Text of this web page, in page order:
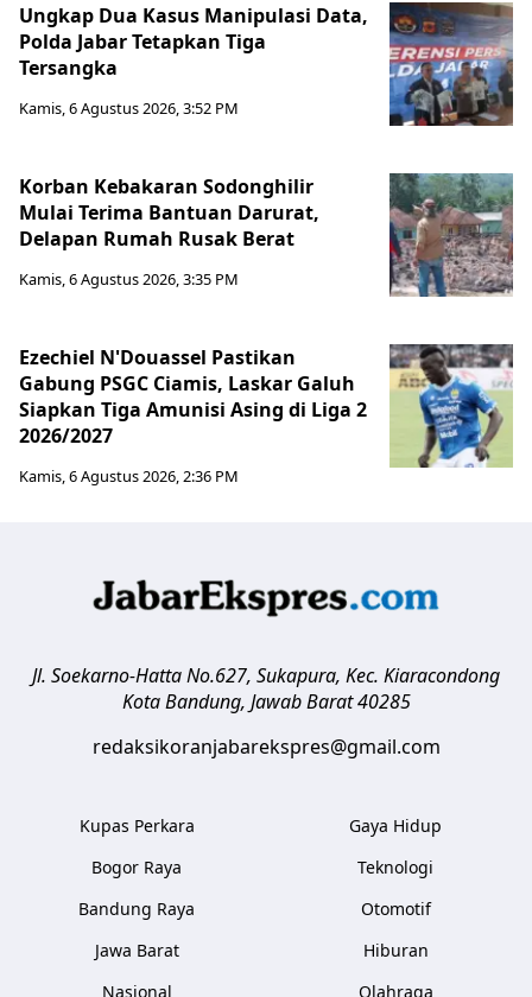
Ungkap Dua Kasus Manipulasi Data,
Polda Jabar Tetapkan Tiga
Tersangka
Kamis, 6 Agustus 2026, 3:52 PM
Korban Kebakaran Sodonghilir
Mulai Terima Bantuan Darurat,
Delapan Rumah Rusak Berat
Kamis, 6 Agustus 2026, 3:35 PM
Ezechiel N'Douassel Pastikan
Gabung PSGC Ciamis, Laskar Galuh
Siapkan Tiga Amunisi Asing di Liga 2
2026/2027
Kamis, 6 Agustus 2026, 2:36 PM
Jl. Soekarno-Hatta No.627, Sukapura, Kec. Kiaracondong
Kota Bandung, Jawab Barat 40285
redaksikoranjabarekspres@gmail.com
Kupas Perkara
Bogor Raya
Bandung Raya
Jawa Barat
Nasional
Gaya Hidup
Teknologi
Otomotif
Hiburan
Olahraga